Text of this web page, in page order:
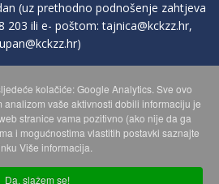
(uz prethodno podnošenje zahtjeva
203 ili e- poštom:tajnica@kckzz.hr,
)
OSOBNIH PODATAKA
MAPA WEBA
kolačiće: Google Analytics. Sve ovo
vaše aktivnosti dobili informaciju je
stranice vama pozitivno (ako nije da ga
i mogućnostima vlastitih postavki saznajte
Više informacija.
Da, slažem se!